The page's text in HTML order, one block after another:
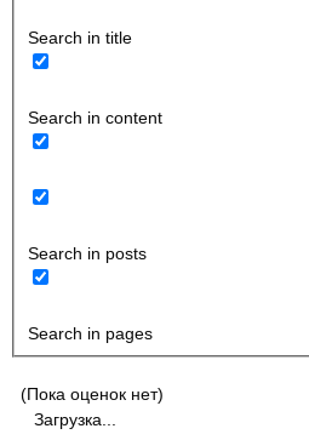
Search in title
Search in content
Search in posts
Search in pages
(Пока оценок нет)
Загрузка...